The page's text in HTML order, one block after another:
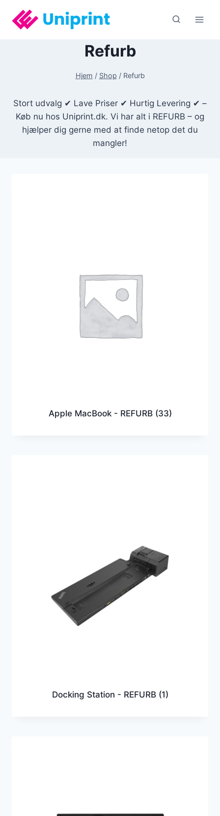
indhold
Refurb
Hjem / Shop / Refurb
Stort udvalg ✔ Lave Priser ✔ Hurtig Levering ✔ –
Køb nu hos Uniprint.dk. Vi har alt i REFURB – og
hjælper dig gerne med at finde netop det du
mangler!
Apple MacBook - REFURB (33)
Docking Station - REFURB (1)